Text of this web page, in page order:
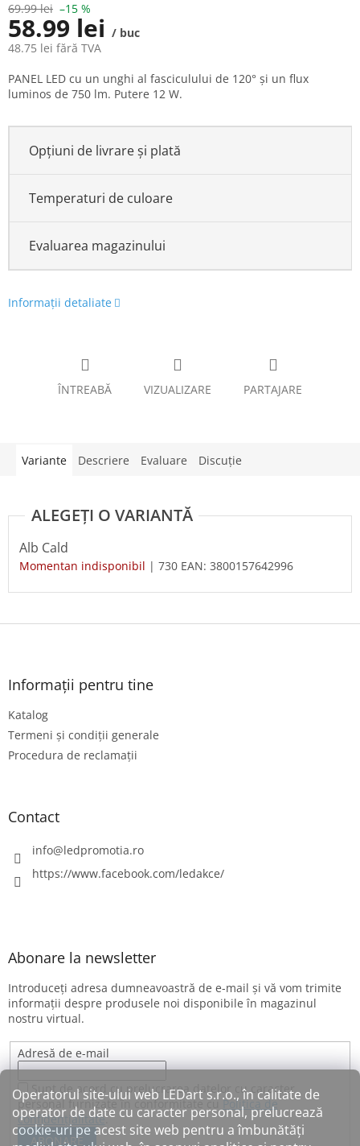
Operatorul site-ului web LEDart s.r.o., în calitate de
operator de date cu caracter personal, prelucrează
cookie-uri pe acest site web pentru a îmbunătăți
69.99 lei –15 %
58.99 lei / buc
48.75 lei fără TVA
preţ:
PANEL LED cu un unghi al fasciculului de 120° și un flux
luminos de 750 lm. Putere 12 W.
Opțiuni de livrare și plată
Temperaturi de culoare
Evaluarea magazinului
Informaţii detaliate
ÎNTREABĂ VIZUALIZARE PARTAJARE
Variante Descriere Evaluare Discuţie
Alb Cald
Momentan indisponibil | 730 EAN: 3800157642996
S
Informații pentru tine
Katalog
Termeni și condiții generale
Procedura de reclamații
Contact
info@ledpromotia.ro
https://www.facebook.com/ledakce/
Abonare la newsletter
Introduceţi adresa dumneavoastră de e-mail şi vă vom trimite
informaţii despre produsele noi disponibile în magazinul
nostru virtual.
Adresă de e-mail
Sunt de acord cu prelucrarea datelor cu caracter
personal furnizate în conformitate cu Politica de
confidențialitate.
ABONARE